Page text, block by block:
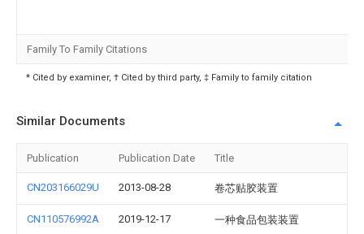
Family To Family Citations
* Cited by examiner, † Cited by third party, ‡ Family to family citation
Similar Documents
Publication Publication Date Title
CN203166029U 2013-08-28 卷芯贴胶装置
CN110576992A 2019-12-17 一种食品包装装置